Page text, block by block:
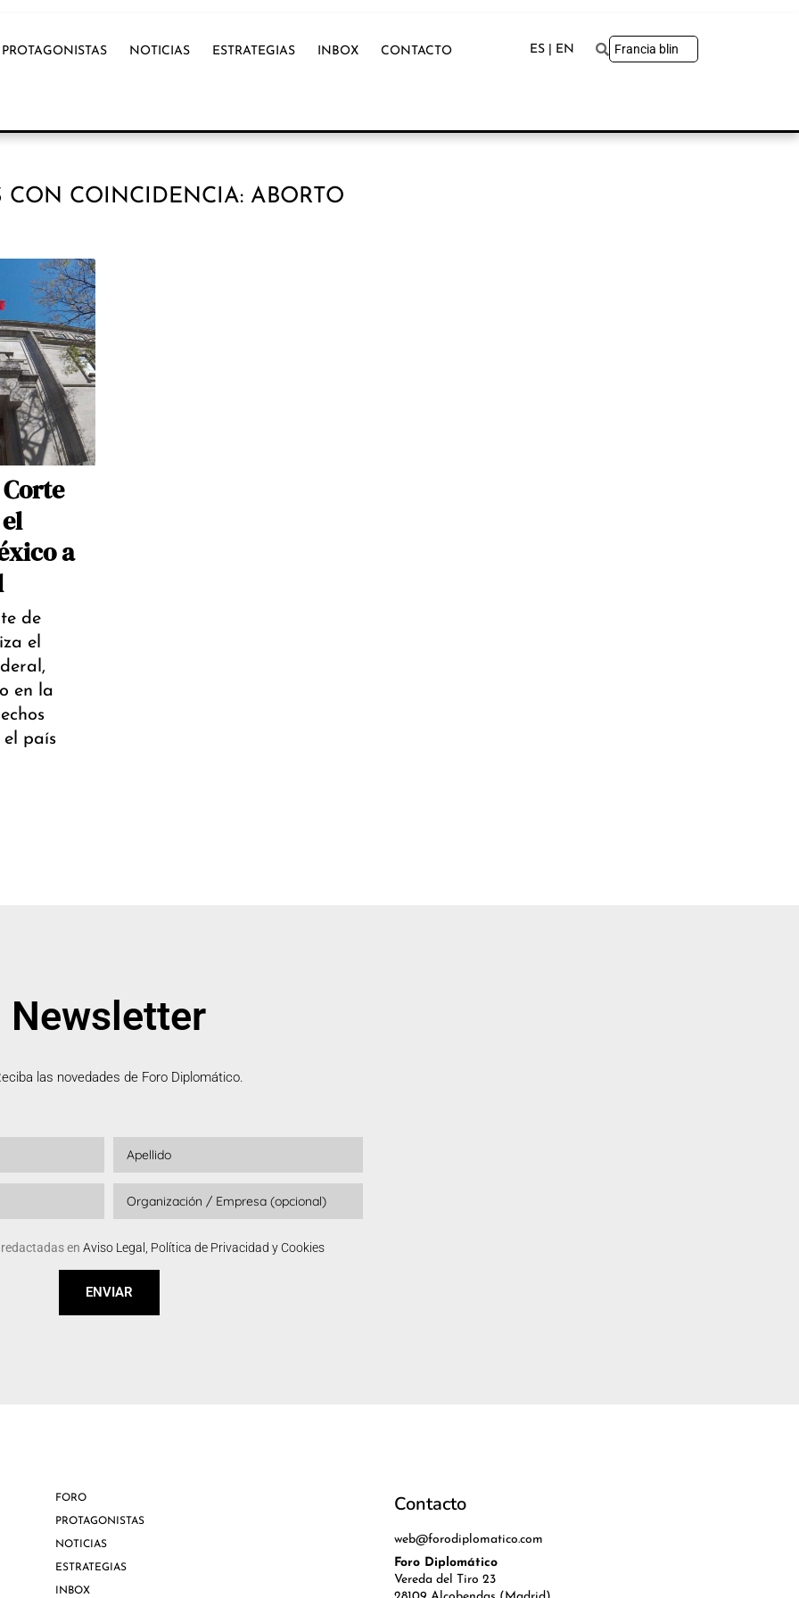
PROTAGONISTAS NOTICIAS ESTRATEGIAS INBOX CONTACTO ES | EN
CON COINCIDENCIA: ABORTO
a
de
el
en la
país
Newsletter
las novedades de Foro Diplomático.
en Aviso Legal, Política de Privacidad y Cookies
ENVIAR
FORO
PROTAGONISTAS
NOTICIAS
ESTRATEGIAS
INBOX
Contacto
web@forodiplomatico.com
Foro Diplomático
Vereda del Tiro 23